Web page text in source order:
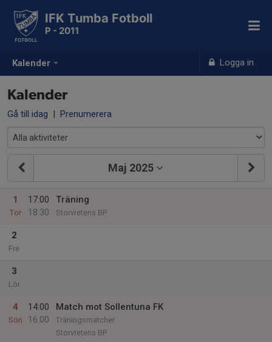
Kalender Logga in
IFK Tumba Fotboll
P - 2011
Kalender
Gå till idag | Prenumerera
Maj 2025
1
Tor
17:00
18:30
Träning
Storvretens BP
2
Fre
3
Lör
4
Sön
14:00
16:00
Match mot Sollentuna FK
Träningsmatcher
Storvretens BP